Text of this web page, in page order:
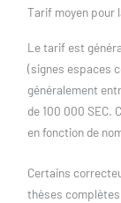
Tarif moyen pour
Le tarif est
(signes espaces
généralement
de 100 000 SEC.
en fonction de
Certains
thèses